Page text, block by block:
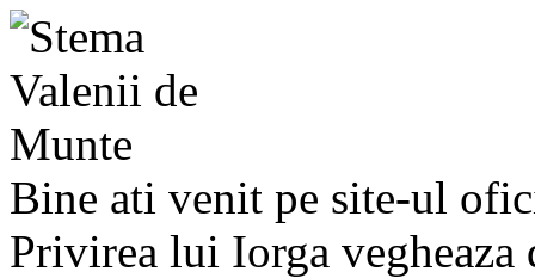
Bine ati venit pe site-ul
Privirea lui Iorga